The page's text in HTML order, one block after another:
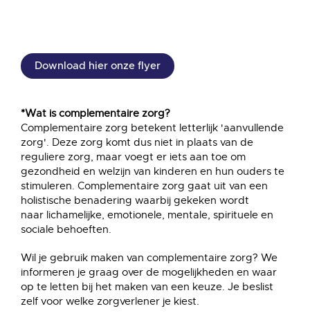
Download hier onze flyer
*Wat is complementaire zorg?
Complementaire zorg betekent letterlijk 'aanvullende
zorg'. Deze zorg komt dus niet in plaats van de
reguliere zorg, maar voegt er iets aan toe om
gezondheid en welzijn van kinderen en hun ouders te
stimuleren. Complementaire zorg gaat uit van een
holistische benadering waarbij gekeken wordt
naar lichamelijke, emotionele, mentale, spirituele en
sociale behoeften.
Wil je gebruik maken van complementaire zorg? We
informeren je graag over de mogelijkheden en waar
op te letten bij het maken van een keuze. Je beslist
zelf voor welke zorgverlener je kiest.